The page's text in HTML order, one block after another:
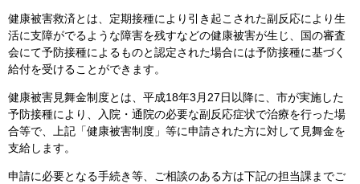
健康被害救済とは、定期接種により引き起こされた副反応により生
活に支障がでるような障害を残すなどの健康被害が生じ、国の審査
会にて予防接種によるものと認定された場合には予防接種に基づく
給付を受けることができます。
健康被害見舞金制度とは、平成18年3月27日以降に、市が実施した
予防接種により、入院・通院の必要な副反応症状で治療を行った場
合等で、上記「健康被害制度」等に申請された方に対して見舞金を
支給します。
申請に必要となる手続き等、ご相談のある方は下記の担当課までご